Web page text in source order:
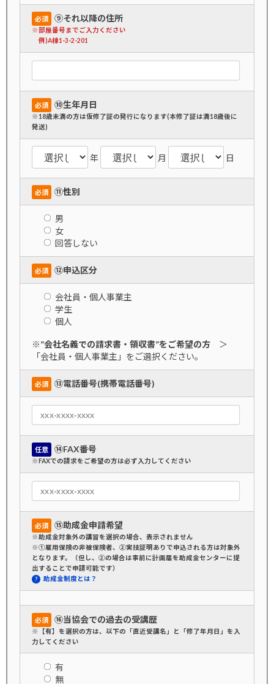
必須 ➈それ以降の住所
※部屋番号までご入力ください
例)A棟1-3-2-201
必須 ➉生年月日
※18歳未満の方は仮修了証の発行になります(本修了証は満18歳後に
発送)
年 月 日
必須 ⑪性別
男
女
回答しない
必須 ⑫申込区分
会社員・個人事業主
学生
個人
※”会社名義での請求書・領収書”をご希望の方 ＞
「会社員・個人事業主」をご選択ください。
必須 ⑬電話番号(携帯電話番号)
任意 ⑭FAX番号
※FAXでの請求をご希望の方は必ず入力してください
必須 ⑮助成金申請希望
※助成金対象外の講習を選択の場合、表示されません
※①雇用保険の非被保険者、②実技証明ありで申込される方は対象外
となります。（但し、②の場合は事前に計画届を助成金センターに提
出することで申請可能です）
助成金制度とは？
必須 ⑯当協会での過去の受講歴
※【有】を選択の方は、以下の「直近受講名」と「修了年月日」を入
力してください
有
無